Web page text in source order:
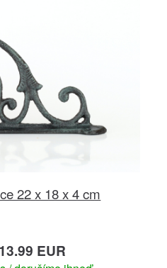
22 x 18 x 4 cm
EUR